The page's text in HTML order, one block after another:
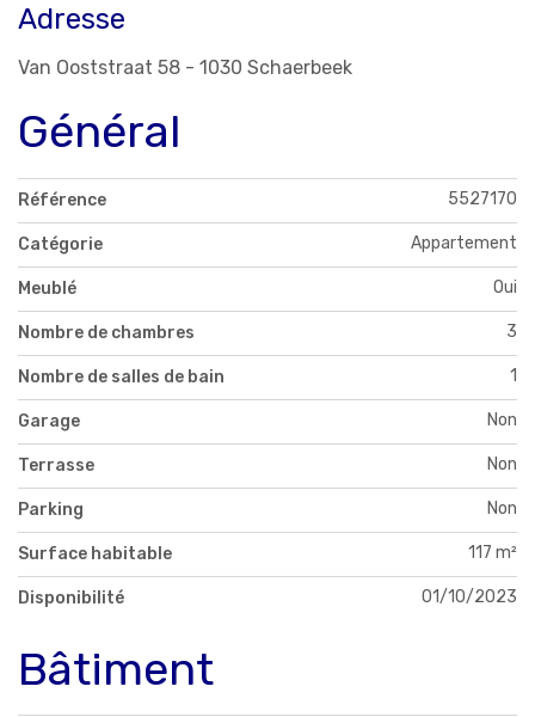
Adresse
Van Ooststraat 58 - 1030 Schaerbeek
Général
Référence 5527170
Catégorie Appartement
Meublé Oui
Nombre de chambres 3
Nombre de salles de bain 1
Garage Non
Terrasse Non
Parking Non
Surface habitable 117 m²
Disponibilité 01/10/2023
Bâtiment